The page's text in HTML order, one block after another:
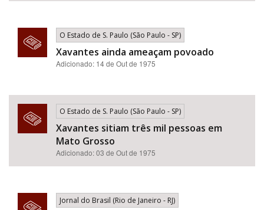
O Estado de S. Paulo (São Paulo - SP)
Xavantes ainda ameaçam povoado
Adicionado: 14 de Out de 1975
O Estado de S. Paulo (São Paulo - SP)
Xavantes sitiam três mil pessoas em
Mato Grosso
Adicionado: 03 de Out de 1975
Jornal do Brasil (Rio de Janeiro - RJ)